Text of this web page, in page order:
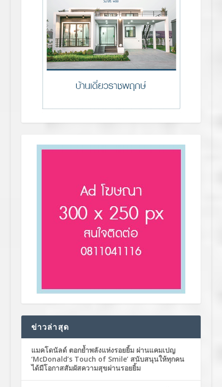
ข่าวล่าสุด
แมคโดนัลด์ ตอกย้ำพลังแห่งรอยยิ้ม ผ่านแคมเปญ
‘McDonald’s Touch of Smile’ สนับสนุนให้ทุกคน
ได้มีโอกาสสัมผัสความสุขผ่านรอยยิ้ม